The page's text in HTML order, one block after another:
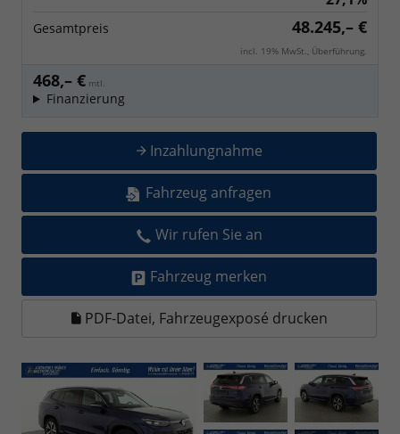
Gesamtpreis 48.245,– €
incl. 19% MwSt., Überführung.
468,– € mtl.
Finanzierung
Inzahlungnahme
Fahrzeug anfragen
Wir rufen Sie an
Fahrzeug merken
PDF-Datei, Fahrzeugexposé drucken